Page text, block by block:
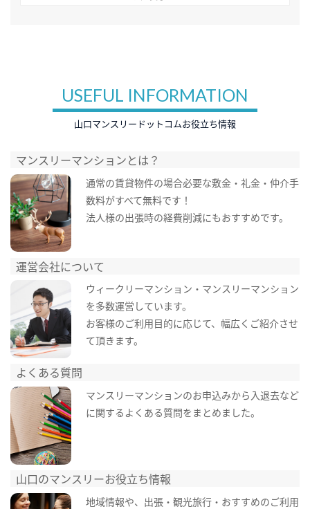
USEFUL INFORMATION
山口マンスリードットコムお役立ち情報
マンスリーマンションとは？
通常の賃貸物件の場合必要な敷金・礼金・仲介手
数料がすべて無料です！
法人様の出張時の経費削減にもおすすめです。
運営会社について
ウィークリーマンション・マンスリーマンション
を多数運営しています。
お客様のご利用目的に応じて、幅広くご紹介させ
て頂きます。
よくある質問
マンスリーマンションのお申込みから入退去など
に関するよくある質問をまとめました。
山口のマンスリーお役立ち情報
地域情報や、出張・観光旅行・おすすめのご利用